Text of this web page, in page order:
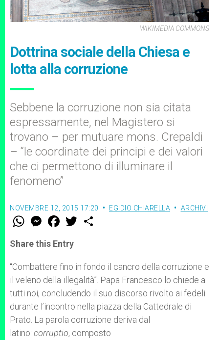
WIKIMEDIA COMMONS
Dottrina sociale della Chiesa e
lotta alla corruzione
Sebbene la corruzione non sia citata
espressamente, nel Magistero si
trovano – per mutuare mons. Crepaldi
– “le coordinate dei principi e dei valori
che ci permettono di illuminare il
fenomeno”
NOVEMBRE 12, 2015 17:20 EGIDIO CHIARELLA ARCHIVI
W
t
s
p
p
M
e
s
e
g
e
r
F
a
e
b
o
k
w
r
Share this Entry
“Combattere fino in fondo il cancro della corruzione e
il veleno della illegalità”. Papa Francesco lo chiede a
tutti noi, concludendo il suo discorso rivolto ai fedeli
durante l’incontro nella piazza della Cattedrale di
Prato. La parola corruzione deriva dal
latino: corruptio, composto